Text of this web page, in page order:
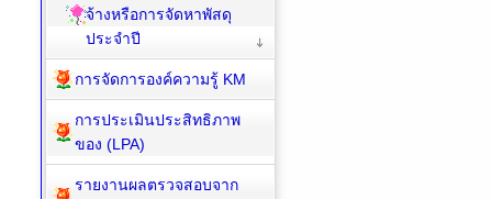
จ้างหรือการจัดหาพัสดุ
ประจำปี
การจัดการองค์ความรู้ KM
การประเมินประสิทธิภาพ
ของ (LPA)
รายงานผลตรวจสอบจาก